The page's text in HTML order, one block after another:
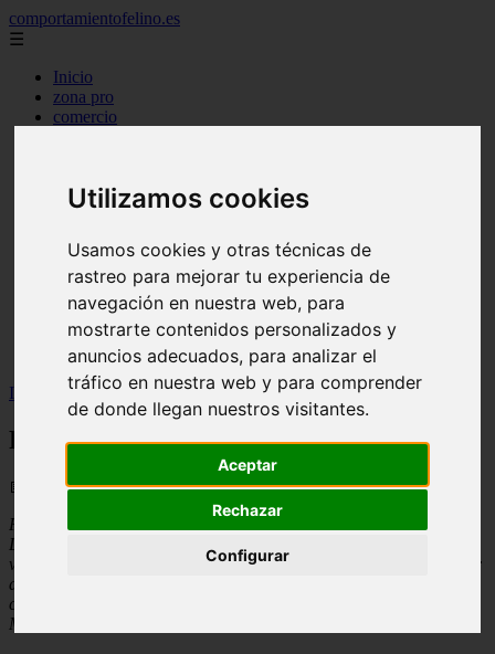
Utilizamos cookies
Usamos cookies y otras técnicas de
rastreo para mejorar tu experiencia de
navegación en nuestra web, para
mostrarte contenidos personalizados y
anuncios adecuados, para analizar el
tráfico en nuestra web y para comprender
de donde llegan nuestros visitantes.
Aceptar
Rechazar
Configurar
comportamientofelino.es
☰
Inicio
zona pro
comercio
acuariofilia 2
canal tv
nombres para gatos
novedades
tablon de anuncios
uncategorized
zona pro
Inicio
gatos2 > Prepara tu casa al adoptar un gato
Prepara tu casa al adoptar un gato
📅 11/05/2025
Por
Inspiración al Cuadrado
. Somos un ESTUDIO DE DISEÑO
DE INTERIORES en Madrid especializado en toda la cadena de
valor del sector inmobiliario, del Real Estate en una visión integral:
desde la búsqueda de propiedades, hasta la inspiración, diseño,
creación y ejecución de proyectos de reformas e interiorismo en
Madrid.